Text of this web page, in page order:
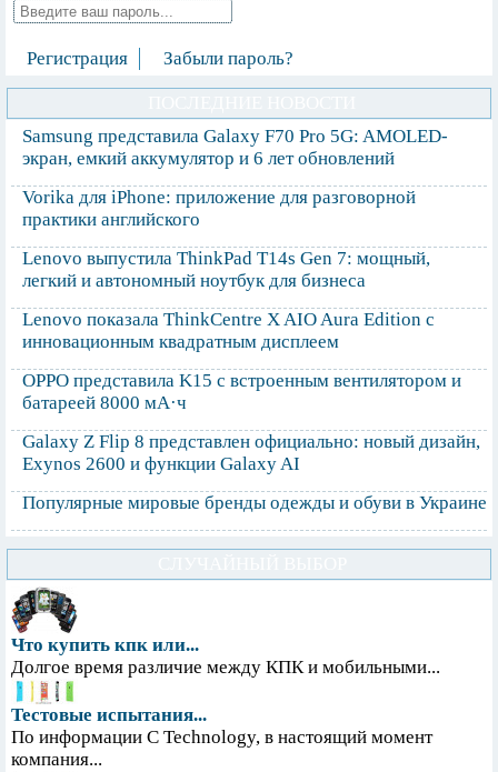
Регистрация Забыли пароль?
Samsung представила Galaxy F70 Pro 5G: AMOLED-
экран, емкий аккумулятор и 6 лет обновлений
Vorika для iPhone: приложение для разговорной
практики английского
Lenovo выпустила ThinkPad T14s Gen 7: мощный,
легкий и автономный ноутбук для бизнеса
Lenovo показала ThinkCentre X AIO Aura Edition с
инновационным квадратным дисплеем
OPPO представила K15 с встроенным вентилятором и
батареей 8000 мА·ч
Galaxy Z Flip 8 представлен официально: новый дизайн,
Exynos 2600 и функции Galaxy AI
Популярные мировые бренды одежды и обуви в Украине
Что купить кпк или...
Долгое время различие между КПК и мобильными...
Тестовые испытания...
По информации С Technology, в настоящий момент
компания...